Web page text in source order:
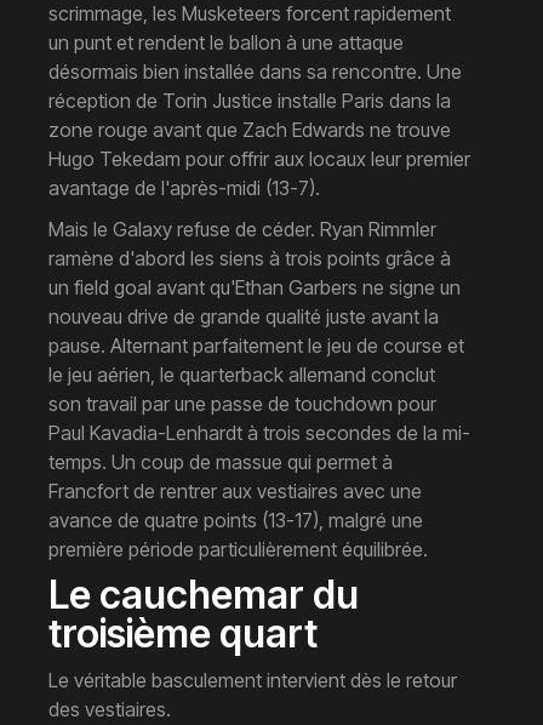
scrimmage, les Musketeers forcent rapidement
un punt et rendent le ballon à une attaque
désormais bien installée dans sa rencontre. Une
réception de Torin Justice installe Paris dans la
zone rouge avant que Zach Edwards ne trouve
Hugo Tekedam pour offrir aux locaux leur premier
avantage de l'après-midi (13-7).
Mais le Galaxy refuse de céder. Ryan Rimmler
ramène d'abord les siens à trois points grâce à
un field goal avant qu'Ethan Garbers ne signe un
nouveau drive de grande qualité juste avant la
pause. Alternant parfaitement le jeu de course et
le jeu aérien, le quarterback allemand conclut
son travail par une passe de touchdown pour
Paul Kavadia-Lenhardt à trois secondes de la mi-
temps. Un coup de massue qui permet à
Francfort de rentrer aux vestiaires avec une
avance de quatre points (13-17), malgré une
première période particulièrement équilibrée.
Le cauchemar du
troisième quart
Le véritable basculement intervient dès le retour
des vestiaires.